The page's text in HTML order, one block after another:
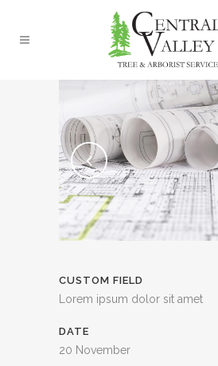
CUSTOM FIELD
Lorem ipsum dolor sit amet
DATE
20 November